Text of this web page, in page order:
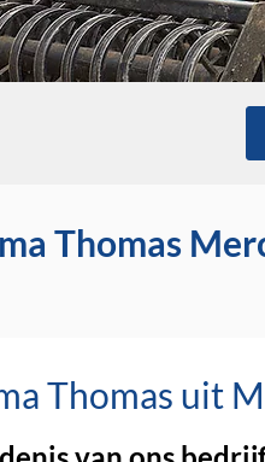
Thomas
Thomas uit